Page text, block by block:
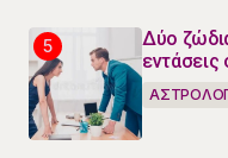
Δύο
εντάσεις